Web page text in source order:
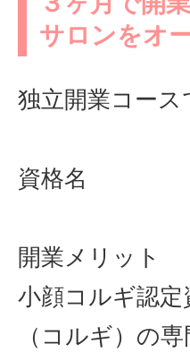
サロンをオ
独立開業コー
資
開業メリット
小顔コルギ
（コルギ）の